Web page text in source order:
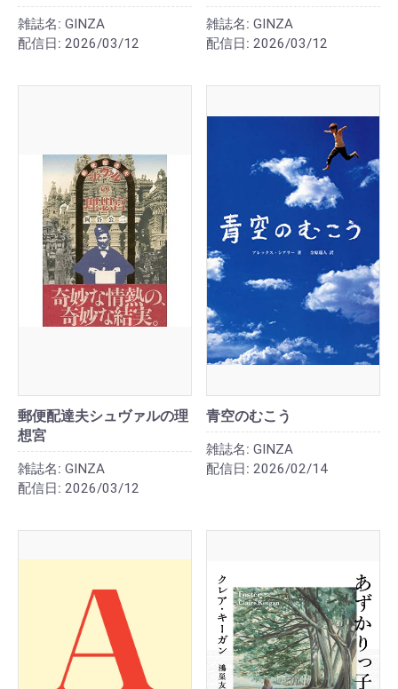
雑誌名: GINZA
配信日: 2026/03/12
雑誌名: GINZA
配信日: 2026/03/12
郵便配達夫シュヴァルの理
想宮
雑誌名: GINZA
配信日: 2026/03/12
青空のむこう
雑誌名: GINZA
配信日: 2026/02/14